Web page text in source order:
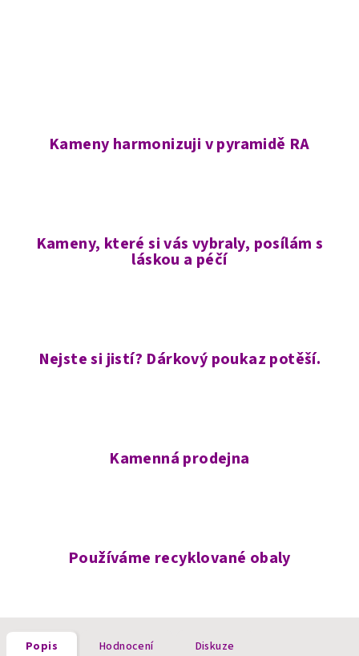
Kameny harmonizuji v pyramidě RA
Kameny, které si vás vybraly, posílám s
láskou a péčí
Nejste si jistí? Dárkový poukaz potěší.
Kamenná prodejna
Používáme recyklované obaly
Popis Hodnocení Diskuze